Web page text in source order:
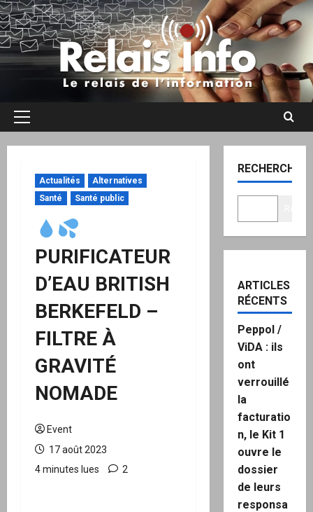
Aller
au
contenu
Menu
Actualités
Alternatives
Santé
Santé public
PURIFICATEUR
D’EAU BRITISH
BERKEFELD –
FILTRE À
GRAVITÉ
NOMADE
Event
17 août 2023
4 minutes lues
2
RECHERCHER
ARTICLES
RÉCENTS
Peppol /
ViDA : ils
ont
verrouillé
la
facturatio
n, le Kit 1
ouvre le
dossier
de leurs
responsa